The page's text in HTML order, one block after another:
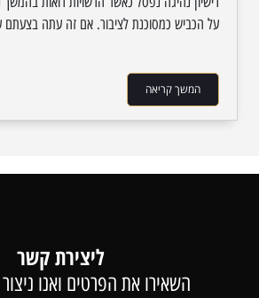
על הכביש כמסוכנת לציבור. אם זה עתה בצעתם
המשך קריאה
ליצירת קשר
השאירו את הפרטים ואנו